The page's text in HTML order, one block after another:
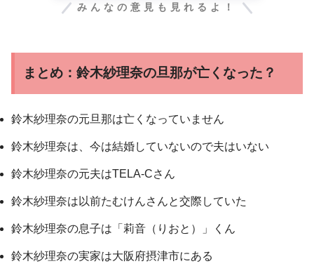
みんなの意見も見れるよ！
まとめ：鈴木紗理奈の旦那が亡くなった？
鈴木紗理奈の元旦那は亡くなっていません
鈴木紗理奈は、今は結婚していないので夫はいない
鈴木紗理奈の元夫はTELA-Cさん
鈴木紗理奈は以前たむけんさんと交際していた
鈴木紗理奈の息子は「莉音（りおと）」くん
鈴木紗理奈の実家は大阪府摂津市にある